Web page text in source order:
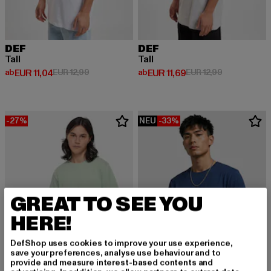
DEF
Tall
abEUR 11,04
Derzeitiger Preis: ab EUR 11,04
EUR 12,99Aktionspreis: EUR 12,99
DEF
Tall
abEUR 11,69
Derzeitiger Preis: ab EUR 11,69
EUR 12,99Aktionspreis:
-27% NEU -33%
GREAT TO SEE YOU
HERE!
DefShop uses cookies to improve your use experience,
save your preferences, analyse use behaviour and to
provide and measure interest-based contents and